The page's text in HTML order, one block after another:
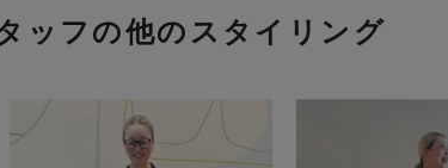
ッフの他のスタイリング